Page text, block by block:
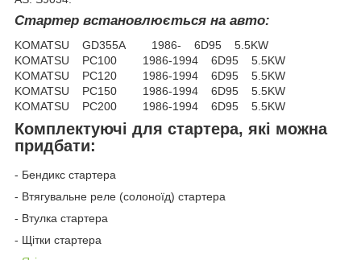
Стартер встановлюється на авто:
KOMATSU GD355A 1986- 6D95 5.5KW
KOMATSU PC100 1986-1994 6D95 5.5KW
KOMATSU PC120 1986-1994 6D95 5.5KW
KOMATSU PC150 1986-1994 6D95 5.5KW
KOMATSU PC200 1986-1994 6D95 5.5KW
Комплектуючі для стартера, які можна
придбати:
- Бендикс стартера
- Втягувальне реле (солоноїд) стартера
- Втулка стартера
- Щітки стартера